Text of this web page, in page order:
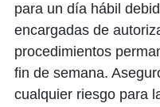
para un día hábil
encargadas de
procedimientos
fin de semana.
cualquier riesgo para